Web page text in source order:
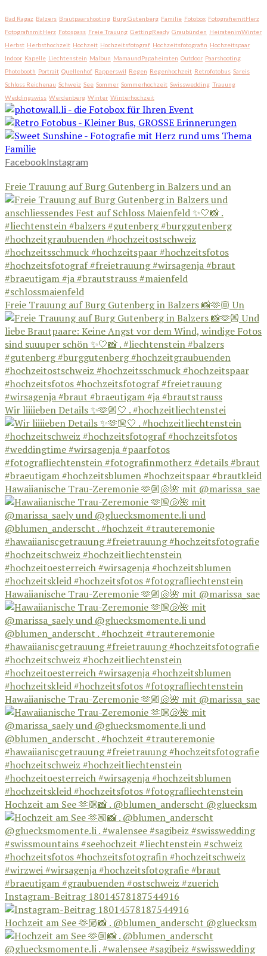
Bad Ragaz Balzers Brautpaarshooting Burg Gutenberg Familie Fotobox FotografiemitHerz
FotografinmitHerz Fotospass Freie Trauung GettingReady Graubünden HeiratenimWinter
Herbst Herbsthochzeit Hochzeit Hochzeitsfotograf Hochzeitsfotografin Hochzeitspaar
Indoor Kapelle Liechtenstein Malbun MamaundPapaheiraten Outdoor Paarshooting
Photobooth Portrait Quellenhof Rapperswil Regen Regenhochzeit Retrofotobus Sareis
Schloss Reichenau Schweiz See Sommer Sommerhochzeit Swisswedding Trauung
Weddingswiss Werdenberg Winter Winterhochzeit
FacebookInstagram
Freie Trauung auf Burg Gutenberg in Balzers und an
Freie Trauung auf Burg Gutenberg in Balzers 📸🫶🏼 Un
Wir liiiieben Details ✨🫶🏼🤍 . #hochzeitliechtenstei
Hawaiianische Trau-Zeremonie 🫶🏼🐚🌺 mit @marissa_sae
Hawaiianische Trau-Zeremonie 🫶🏼🐚🌺 mit @marissa_sae
Hawaiianische Trau-Zeremonie 🫶🏼🐚🌺 mit @marissa_sae
Hochzeit am See 🫶🏼📸 . @blumen_anderscht @gluecksm
Instagram-Beitrag 18014578187544916
Hochzeit am See 🫶🏼📸 . @blumen_anderscht @gluecksm